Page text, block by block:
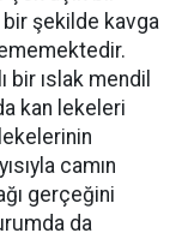
şekilde kavga
bir ıslak mendil
kan lekeleri
camın
gerçeğini
da